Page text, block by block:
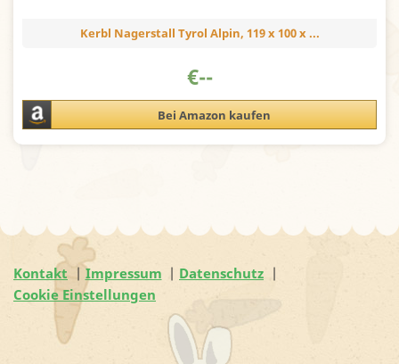
Kerbl Nagerstall Tyrol Alpin, 119 x 100 x ...
€--
Bei Amazon kaufen
Kontakt Impressum
Datenschutz
Cookie Einstellungen